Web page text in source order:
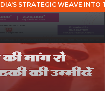
STRATEGIC WEAVE INTO